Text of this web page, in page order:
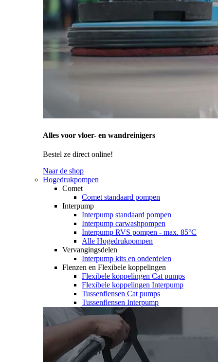
Alles voor vloer- en wandreinigers
Bestel ze direct online!
Naar de shop
Hogedrukpompen
Comet
Comet standaard pompen
Interpump
Interpump standaard pompen
Interpump carwashpompen
Interpump RVS pompen - max. 85°C
Alle Hogedrukpompen
Vervangingsdelen
Interpump kits en onderdelen
Flenzen en Flexibele koppelingen
Flexibele koppelingen Cat pumps
Flexibele koppelingen Interpump
Tussenflensen Cat pumps
Tussenflensen Interpump